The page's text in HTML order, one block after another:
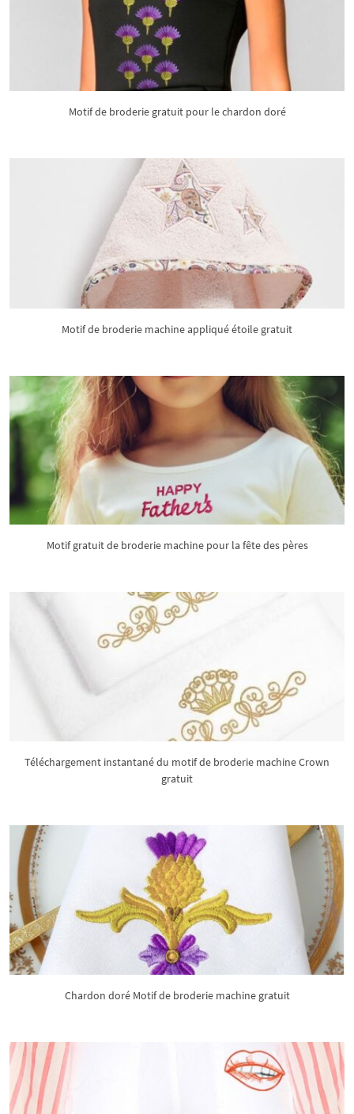
Motif de broderie gratuit pour le chardon doré
Motif de broderie machine appliqué étoile gratuit
Motif gratuit de broderie machine pour la fête des pères
Téléchargement instantané du motif de broderie machine Crown
gratuit
Chardon doré Motif de broderie machine gratuit